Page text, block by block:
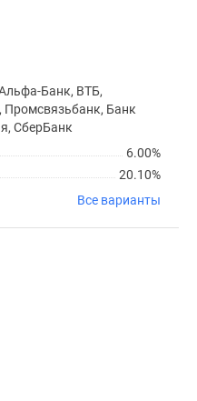
Банк, ВТБ,
Банк
СберБанк
6.00%
20.10%
Все варианты